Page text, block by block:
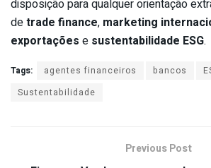
disposição para qualquer orientação
detrade finance, marketing
exportações e sustentabilidade ESG.
Tags: agentes financeiros bancos
Sustentabilidade
Previous Post